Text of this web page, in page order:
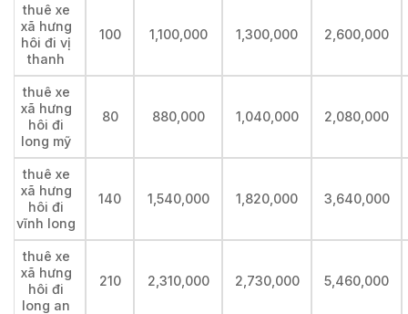
thuê xe
xã hưng
hôi đi vị
thanh
100 1,100,000 1,300,000 2,600,000
thuê xe
xã hưng
hôi đi
long mỹ
80 880,000 1,040,000 2,080,000
thuê xe
xã hưng
hôi đi
vĩnh long
140 1,540,000 1,820,000 3,640,000
thuê xe
xã hưng
hôi đi
long an
210 2,310,000 2,730,000 5,460,000